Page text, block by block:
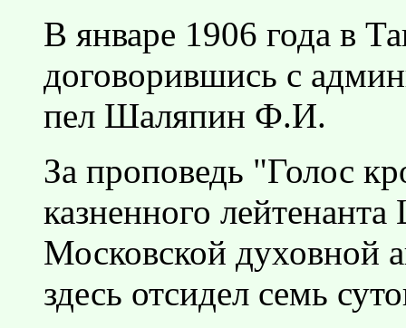
В январе 1906 года в
договорившись с
пел Шаляпин Ф.И.
За проповедь "Голос
казненного
Московской духовной
здесь отсидел семь